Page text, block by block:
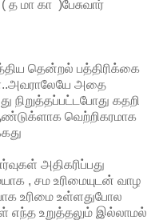
மா கா )பேசுவார்
தென்றல் பத்திரிக்கை
அதை
நிறுத்தப்பட்டபோது கதறி
வெற்றிகரமாக
அதிகரிப்பது
, சம உரிமையுடன் வாழ
உரிமை உள்ளதுபோல
எந்த உறுத்தலும் இல்லாமல்